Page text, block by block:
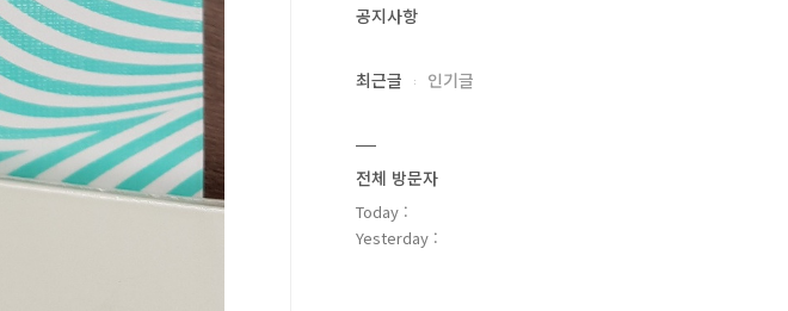
공지사항
최근글 인기글
전체 방문자
Today :
Yesterday :